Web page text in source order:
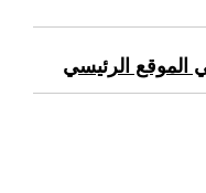
الموقع الرئيسي